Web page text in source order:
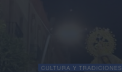
CULTURA Y TRADICIONES